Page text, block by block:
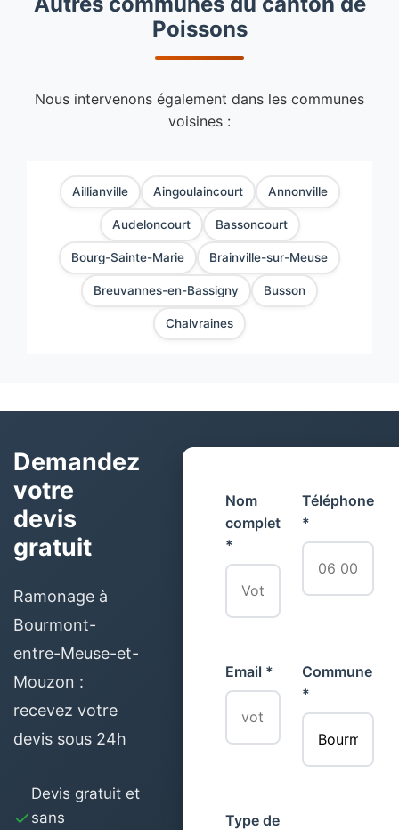
monoxyde de carbone.
feu de cheminée, contactez-nous
immédiatement. Nous nous efforçons
disponibilité.
Poissons
Nous intervenons également dans les communes
voisines :
Aillianville Aingoulaincourt Annonville
Audeloncourt Bassoncourt
Bourg-Sainte-Marie Brainville-sur-Meuse
Breuvannes-en-Bassigny Busson
Chalvraines
Demandez
votre
devis
gratuit
Ramonage à
Bourmont-
entre-Meuse-et-
Mouzon :
recevez votre
devis sous 24h
Devis gratuit et
sans
Nom
complet
*
Téléphone
*
Email *
Commune
*
Type de